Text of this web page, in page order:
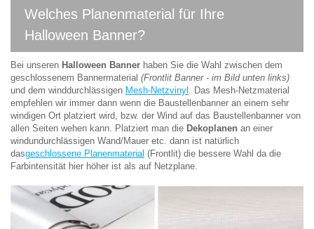
Welches Planenmaterial für Ihre
Halloween Banner?
Bei unseren Halloween Banner haben Sie die Wahl zwischen dem
geschlossenem Bannermaterial (Frontlit Banner - im Bild unten links)
und dem winddurchlässigen Mesh-Netzvinyl . Das Mesh-Netzmaterial
empfehlen wir immer dann wenn die Baustellenbanner an einem sehr
windigen Ort platziert wird, bzw. der Wind auf das Baustellenbanner von
allen Seiten wehen kann. Platziert man die Dekoplanen an einer
windundurchlässigen Wand/Mauer etc. dann ist natürlich
dasgeschlossene Planenmaterial (Frontlit) die bessere Wahl da die
Farbintensität hier höher ist als auf Netzplane.